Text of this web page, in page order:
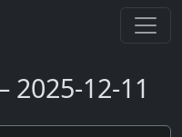
2025-12-11